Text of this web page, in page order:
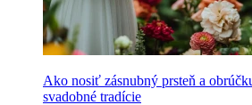
Ako nosiť zásnubný prsteň a
svadobné tradície